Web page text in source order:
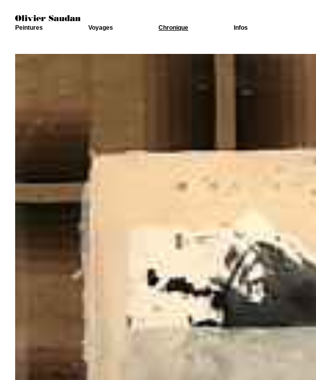
Peintures Voyages Chronique Infos